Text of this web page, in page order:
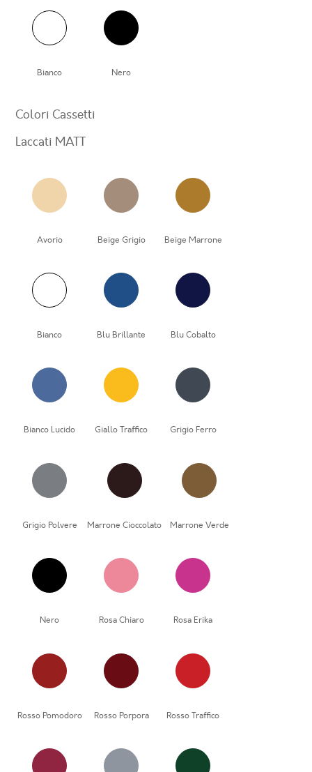
Bianco Nero
Colori Cassetti
Laccati MATT
Avorio Beige Grigio Beige Marrone
Bianco Blu Brillante Blu Cobalto
Bianco Lucido Giallo Traffico Grigio Ferro
Grigio Polvere Marrone Cioccolato Marrone Verde
Nero Rosa Chiaro Rosa Erika
Rosso Pomodoro Rosso Porpora Rosso Traffico